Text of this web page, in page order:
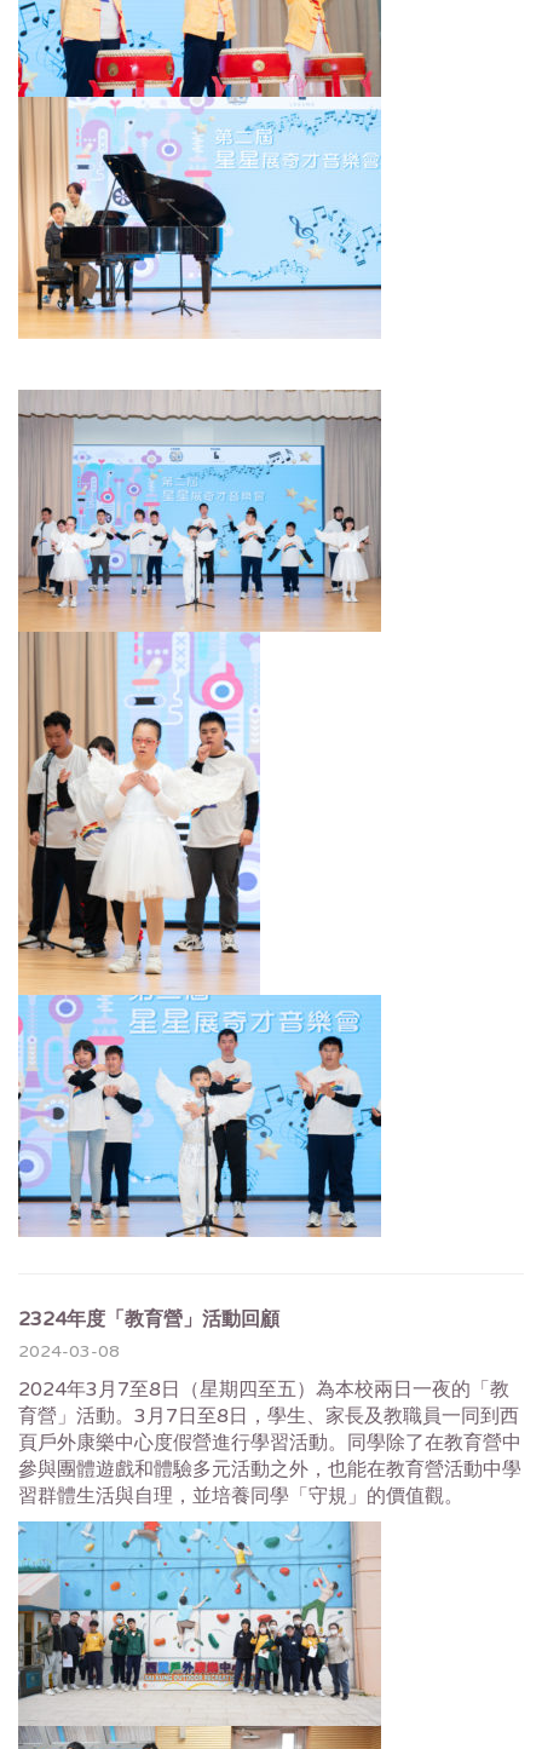
2324年度「教育營」活動回顧
2024-03-08
2024年3月7至8日（星期四至五）為本校兩日一夜的「教
育營」活動。3月7日至8日，學生、家長及教職員一同到西
頁戶外康樂中心度假營進行學習活動。同學除了在教育營中
參與團體遊戲和體驗多元活動之外，也能在教育營活動中學
習群體生活與自理，並培養同學「守規」的價值觀。